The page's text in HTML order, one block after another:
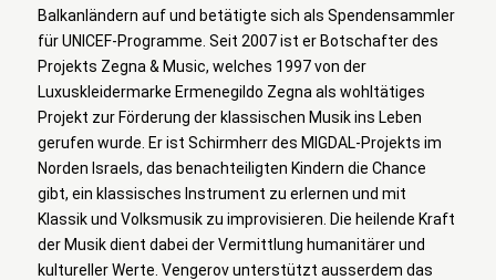
Balkanländern auf und betätigte sich als Spendensammler
für UNICEF-Programme. Seit 2007 ist er Botschafter des
Projekts Zegna & Music, welches 1997 von der
Luxuskleidermarke Ermenegildo Zegna als wohltätiges
Projekt zur Förderung der klassischen Musik ins Leben
gerufen wurde. Er ist Schirmherr des MIGDAL-Projekts im
Norden Israels, das benachteiligten Kindern die Chance
gibt, ein klassisches Instrument zu erlernen und mit
Klassik und Volksmusik zu improvisieren. Die heilende Kraft
der Musik dient dabei der Vermittlung humanitärer und
kultureller Werte. Vengerov unterstützt ausserdem das